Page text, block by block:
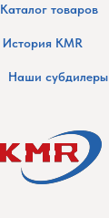
Каталог товаров
История KMR
Наши субдилеры